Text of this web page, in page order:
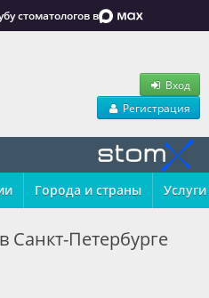
стоматологов в
Вход
Регистрация
Города и страны Услуги
Санкт-Петербурге